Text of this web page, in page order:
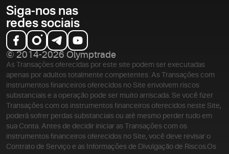
Siga-nos nas
redes sociais
© 2014-2026 Olymptrade
As Transações oferecidas por este site podem ser executadas
apenas por adultos totalmente competentes. As Transações com
instrumentos financeiros oferecidos no Site envolvem riscos
substanciais e a operação pode ser muito arriscada. Se você fizer
Transações com os instrumentos financeiros oferecidos neste Site,
poderá sofrer perdas substanciais ou até mesmo perder tudo em
sua Conta. Antes de decidir iniciar as Transações com os
instrumentos financeiros oferecidos no Site, você deve revisar o
Contrato de Serviço e as Informações de Divulgação de Riscos.Os